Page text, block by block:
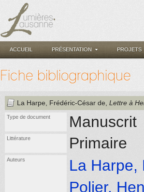
ACCUEIL PRÉSENTATION PROJETS
Fiche bibliographique
La Harpe, Frédéric-César de Lettre à
Type de document Manuscrit
Littérature Primaire
Auteurs
La Harpe,
Polier,